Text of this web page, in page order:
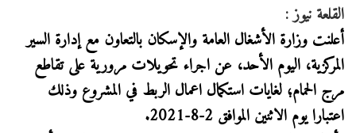
القلعة نيوز :
أعلنت وزارة الأشغال العامة والإسكان بالتعاون مع إدارة السير
المركزية، اليوم الأحد، عن اجراء تحويلات مرورية على تقاطع
مرج الحمام؛ لغايات استكمال اعمال الربط في المشروع وذلك
اعتبارا يوم الاثنين الموافق 2-8-2021.